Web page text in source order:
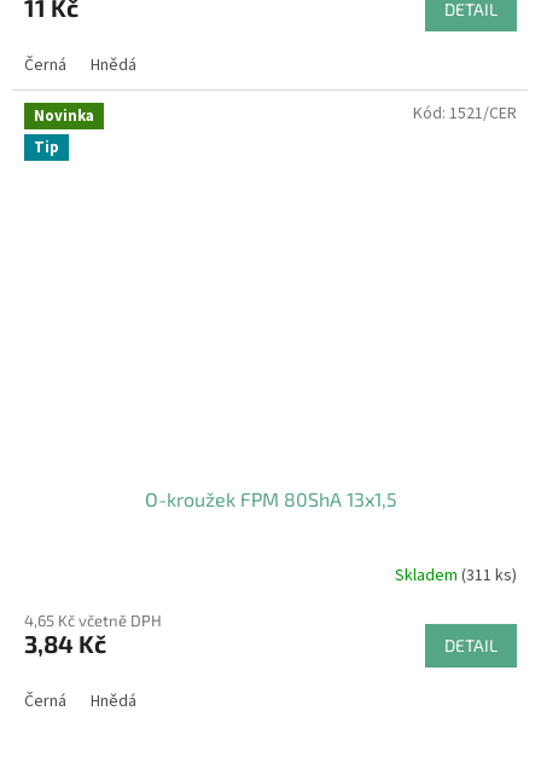
11 Kč DETAIL
Černá Hnědá
Novinka
Tip
O-kroužek FPM 80ShA 13x1,5
Skladem (311 ks)
4,65 Kč včetně DPH
3,84 Kč DETAIL
Černá Hnědá
Kód: 1521/CER